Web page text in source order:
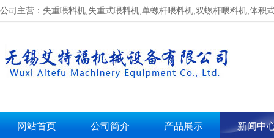
公司主营：失重喂料机,失重式喂料机,单螺杆喂料机,双螺杆喂料机,体积
网站首页 公司简介 产品展示 新闻中